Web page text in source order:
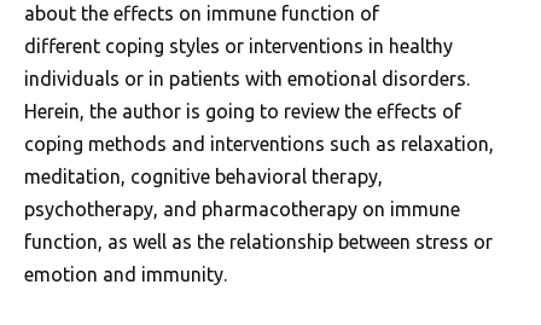
about the effects on immune function of
different coping styles or interventions in healthy
individuals or in patients with emotional disorders.
Herein, the author is going to review the effects of
coping methods and interventions such as relaxation,
meditation, cognitive behavioral therapy,
psychotherapy, and pharmacotherapy on immune
function, as well as the relationship between stress or
emotion and immunity.